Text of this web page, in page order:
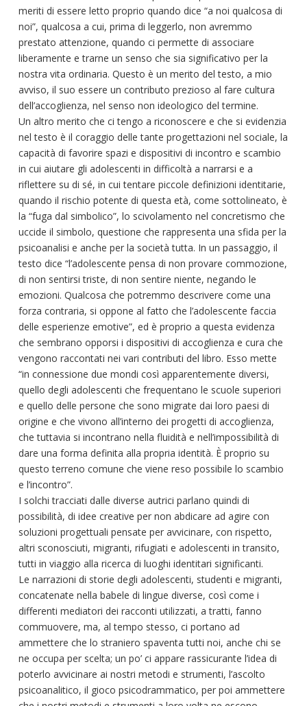
meriti di essere letto proprio quando dice “a noi qualcosa di
noi”, qualcosa a cui, prima di leggerlo, non avremmo
prestato attenzione, quando ci permette di associare
liberamente e trarne un senso che sia significativo per la
nostra vita ordinaria. Questo è un merito del testo, a mio
avviso, il suo essere un contributo prezioso al fare cultura
dell’accoglienza, nel senso non ideologico del termine.
Un altro merito che ci tengo a riconoscere e che si evidenzia
nel testo è il coraggio delle tante progettazioni nel sociale, la
capacità di favorire spazi e dispositivi di incontro e scambio
in cui aiutare gli adolescenti in difficoltà a narrarsi e a
riflettere su di sé, in cui tentare piccole definizioni identitarie,
quando il rischio potente di questa età, come sottolineato, è
la “fuga dal simbolico”, lo scivolamento nel concretismo che
uccide il simbolo, questione che rappresenta una sfida per la
psicoanalisi e anche per la società tutta. In un passaggio, il
testo dice “l’adolescente pensa di non provare commozione,
di non sentirsi triste, di non sentire niente, negando le
emozioni. Qualcosa che potremmo descrivere come una
forza contraria, si oppone al fatto che l’adolescente faccia
delle esperienze emotive”, ed è proprio a questa evidenza
che sembrano opporsi i dispositivi di accoglienza e cura che
vengono raccontati nei vari contributi del libro. Esso mette
“in connessione due mondi così apparentemente diversi,
quello degli adolescenti che frequentano le scuole superiori
e quello delle persone che sono migrate dai loro paesi di
origine e che vivono all’interno dei progetti di accoglienza,
che tuttavia si incontrano nella fluidità e nell’impossibilità di
dare una forma definita alla propria identità. È proprio su
questo terreno comune che viene reso possibile lo scambio
e l’incontro”.
I solchi tracciati dalle diverse autrici parlano quindi di
possibilità, di idee creative per non abdicare ad agire con
soluzioni progettuali pensate per avvicinare, con rispetto,
altri sconosciuti, migranti, rifugiati e adolescenti in transito,
tutti in viaggio alla ricerca di luoghi identitari significanti.
Le narrazioni di storie degli adolescenti, studenti e migranti,
concatenate nella babele di lingue diverse, così come i
differenti mediatori dei racconti utilizzati, a tratti, fanno
commuovere, ma, al tempo stesso, ci portano ad
ammettere che lo straniero spaventa tutti noi, anche chi se
ne occupa per scelta; un po’ ci appare rassicurante l’idea di
poterlo avvicinare ai nostri metodi e strumenti, l’ascolto
psicoanalitico, il gioco psicodrammatico, per poi ammettere